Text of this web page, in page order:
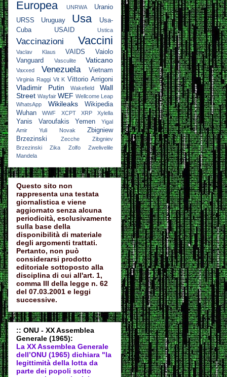
Europea
UNRWA
Uranio
URSS
Uruguay Usa
Usa-
Cuba
USAID Ustica
Vaccinazioni Vaccini
Vaclav Klaus VAIDS
Vaiolo
Vanguard
Vasculite Vaticano
Vaxxed Venezuela Vietnam
Virginia Raggi Vit K Vittorio Arrigoni
Vladimir Putin Wakefield
Wall
Street Wayfair WEF Wellcome Leap
WhatsApp
Wikileaks
Wikipedia
Wuhan
WWF XCPT XRP Xylella
Yanis Varoufakis Yemen
Yigal
Amir
Yuli Novak
Zbigniew
Brzezinski
Zecche
Zibgniev
Brzezinski
Zika Zolfo
Zwelivelile
Mandela
Questo sito non
rappresenta una testata
giornalistica e viene
aggiornato senza alcuna
periodicità, esclusivamente
sulla base della
disponibilità di materiale
degli argomenti trattati.
Pertanto, non può
considerarsi prodotto
editoriale sottoposto alla
disciplina di cui all'art. 1,
comma III della legge n. 62
del 07.03.2001 e leggi
successive.
:: ONU - XX Assemblea
Generale (1965):
La XX Assemblea Generale
dell’ONU (1965) dichiara "la
legittimità della lotta da
parte dei popoli sotto